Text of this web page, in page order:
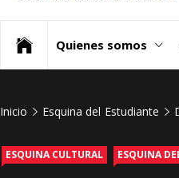
Quienes somos
Inicio Esquina del Estudiante
ESQUINA CULTURAL ESQUINA